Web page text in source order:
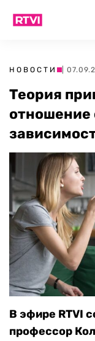
НОВОСТИ |
Теория
отношение
В эфире RTVI
профессор